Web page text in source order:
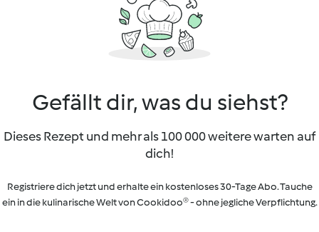
Gefällt dir, was du siehst?
Dieses Rezept und mehr als 100 000 weitere warten auf
dich!
Registriere dich jetzt und erhalte ein kostenloses 30-Tage Abo. Tauche
ein in die kulinarische Welt von Cookidoo® - ohne jegliche Verpflichtung.